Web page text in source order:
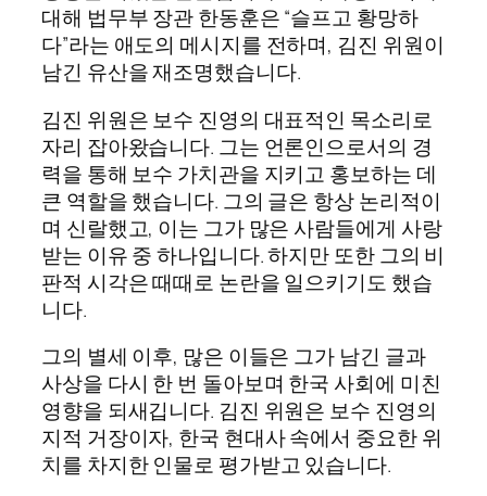
대해 법무부 장관 한동훈은 “슬프고 황망하
다”라는 애도의 메시지를 전하며, 김진 위원이
남긴 유산을 재조명했습니다.
김진 위원은 보수 진영의 대표적인 목소리로
자리 잡아왔습니다. 그는 언론인으로서의 경
력을 통해 보수 가치관을 지키고 홍보하는 데
큰 역할을 했습니다. 그의 글은 항상 논리적이
며 신랄했고, 이는 그가 많은 사람들에게 사랑
받는 이유 중 하나입니다. 하지만 또한 그의 비
판적 시각은 때때로 논란을 일으키기도 했습
니다.
그의 별세 이후, 많은 이들은 그가 남긴 글과
사상을 다시 한 번 돌아보며 한국 사회에 미친
영향을 되새깁니다. 김진 위원은 보수 진영의
지적 거장이자, 한국 현대사 속에서 중요한 위
치를 차지한 인물로 평가받고 있습니다.